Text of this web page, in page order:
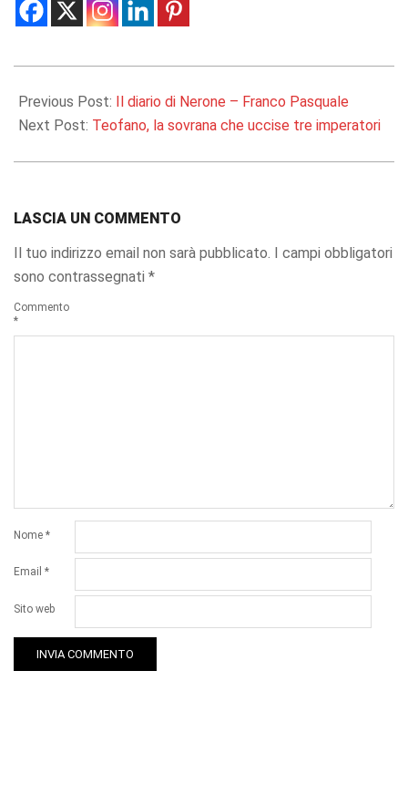
03-
27
Previous Post:
Il diario di Nerone – Franco Pasquale
Next Post: Teofano, la sovrana che uccise tre imperatori
LASCIA UN COMMENTO
Il tuo indirizzo email non sarà pubblicato.
I campi obbligatori
sono contrassegnati *
Commento
*
Nome *
Email *
Sito web